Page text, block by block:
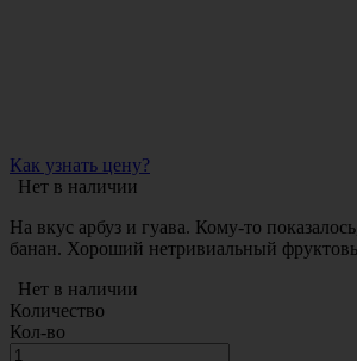
Как узнать цену?
Нет в наличии
На вкус арбуз и гуава. Кому-то
банан. Хороший нетривиальный
Нет в наличии
Количество
Кол-во